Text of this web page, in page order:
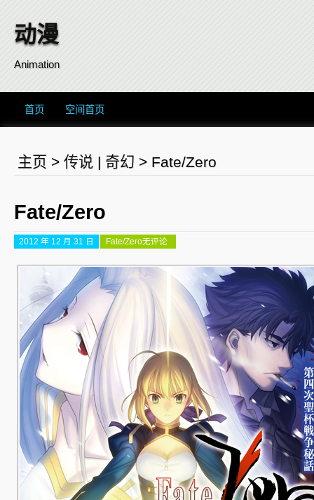
动漫
Animation
首页 空间首页
主页 > 传说 | 奇幻 > Fate/Zero
Fate/Zero
2012 年 12 月 31 日 Fate/Zero无评论